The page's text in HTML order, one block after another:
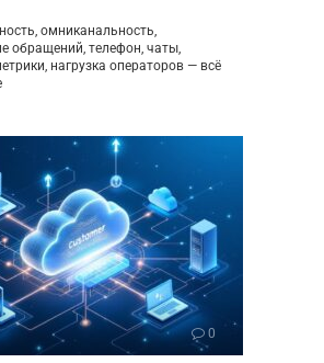
омниканальность,
обращений, телефон, чаты,
нагрузка операторов — всё
0